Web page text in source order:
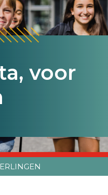
voor
voor
voor